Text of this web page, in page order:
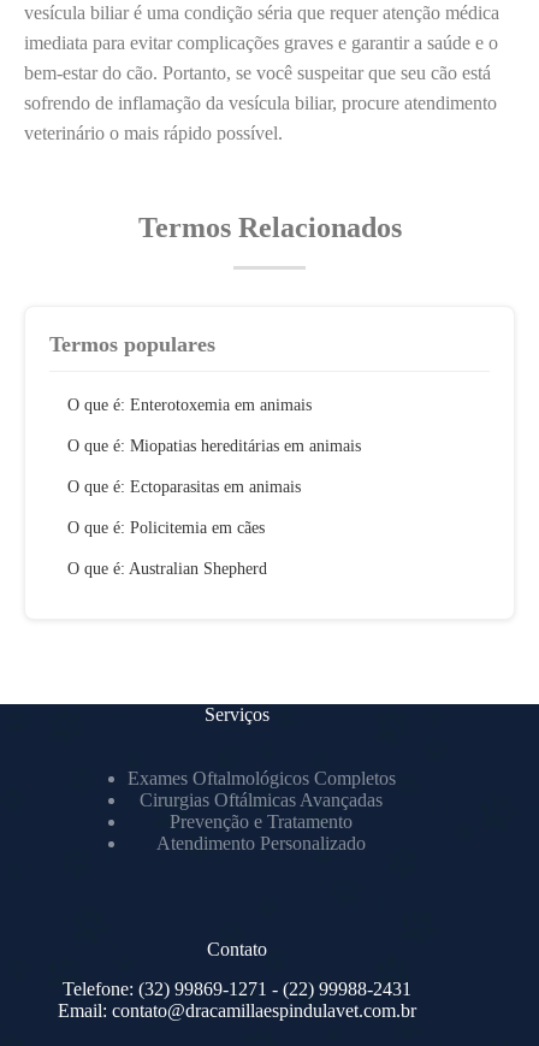
vesícula biliar é uma condição séria que requer atenção médica
imediata para evitar complicações graves e garantir a saúde e o
bem-estar do cão. Portanto, se você suspeitar que seu cão está
sofrendo de inflamação da vesícula biliar, procure atendimento
veterinário o mais rápido possível.
Termos Relacionados
Termos populares
O que é: Enterotoxemia em animais
O que é: Miopatias hereditárias em animais
O que é: Ectoparasitas em animais
O que é: Policitemia em cães
O que é: Australian Shepherd
Serviços
Exames Oftalmológicos Completos
Cirurgias Oftálmicas Avançadas
Prevenção e Tratamento
Atendimento Personalizado
Contato
Telefone: (32) 99869-1271 - (22) 99988-2431
Email:contato@dracamillaespindulavet.com.br